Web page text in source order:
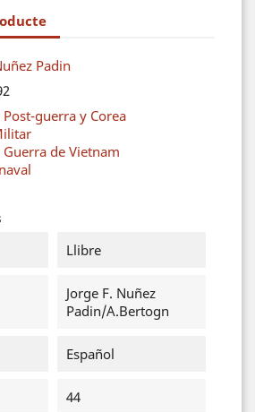
Padin
Post-guerra y Corea
Guerra de Vietnam
Llibre
Jorge F. Nuñez
Padin/A.Bertogn
Español
44